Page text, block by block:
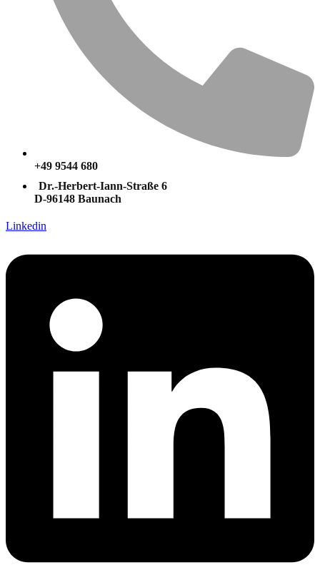
+49 9544 680
Dr.-Herbert-Iann-Straße 6
D-96148 Baunach
Linkedin